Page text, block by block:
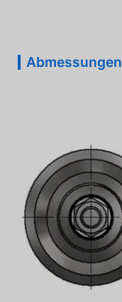
Abmessungen